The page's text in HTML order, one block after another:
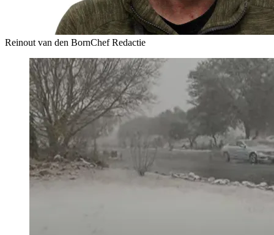
Reinout van den BornChef Redactie